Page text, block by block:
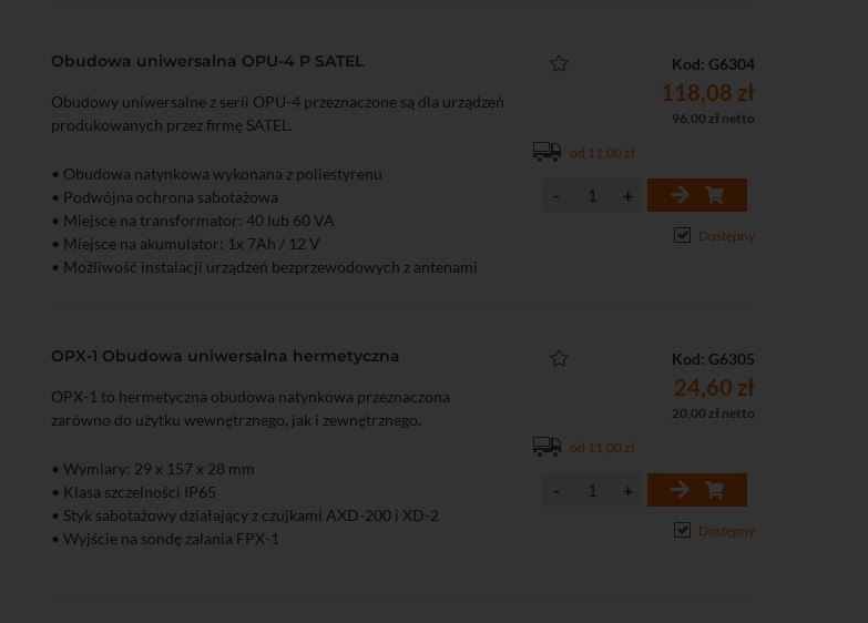
Obudowa uniwersalna OPU-4 P SATEL
Obudowy uniwersalne z serii OPU-4 przeznaczone są dla urządzeń
produkowanych przez firmę SATEL.
• Obudowa natynkowa wykonana z poliestyrenu
• Podwójna ochrona sabotażowa
• Miejsce na transformator: 40 lub 60 VA
• Miejsce na akumulator: 1x 7Ah / 12 V
• Możliwość instalacji urządzeń bezprzewodowych z antenami
Kod: G6304
118,08 zł
96,00 zł netto
od 11,00 zł
Dostępny
OPX-1 Obudowa uniwersalna hermetyczna
OPX-1 to hermetyczna obudowa natynkowa przeznaczona
zarówno do użytku wewnętrznego, jak i zewnętrznego.
• Wymiary: 29 x 157 x 28 mm
• Klasa szczelności IP65
• Styk sabotażowy działający z czujkami AXD-200 i XD-2
• Wyjście na sondę zalania FPX-1
Kod: G6305
24,60 zł
20,00 zł netto
od 11,00 zł
Dostępny